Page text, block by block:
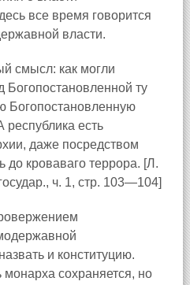
все время говорится
власти.
смысл: как могли
Богопостановленной ту
Богопостановленную
республика есть
даже посредством
до кроваваго террора. [Л.
ч. 1, стр. 103—104]
и конституцию.
монарха сохраняется, но